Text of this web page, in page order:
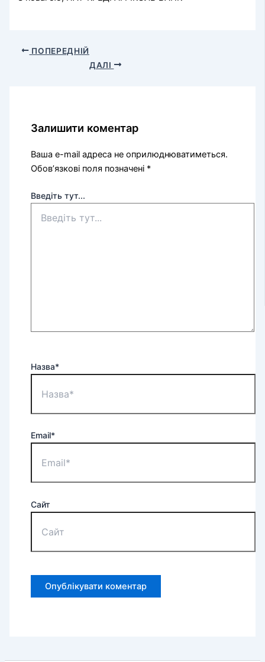
ПОПЕРЕДНІЙ
ДАЛІ
Залишити коментар
Ваша e-mail адреса не оприлюднюватиметься.
Обов’язкові поля позначені *
Введіть тут...
Назва*
Email*
Сайт